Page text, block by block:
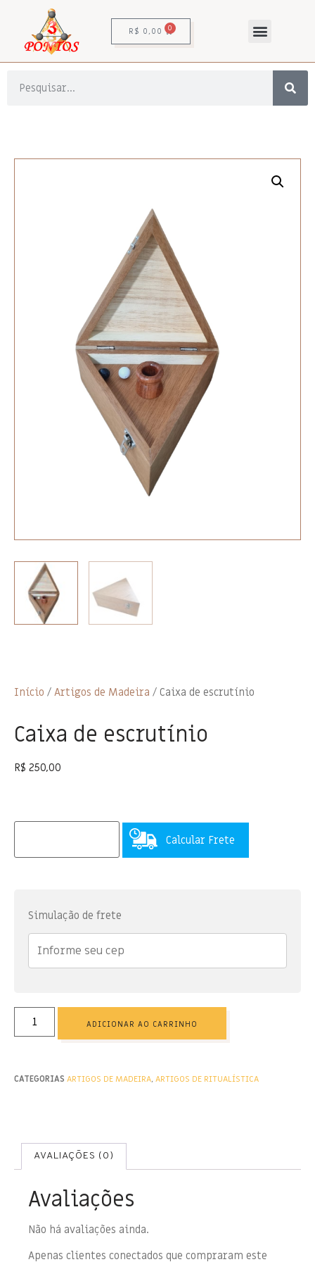
R$ 0,00 0
Início / Artigos de Madeira / Caixa de escrutínio
Caixa de escrutínio
R$ 250,00
Calcular Frete
Simulação de frete
ADICIONAR AO CARRINHO
CATEGORIAS ARTIGOS DE MADEIRA,ARTIGOS DE RITUALÍSTICA
AVALIAÇÕES (0)
Avaliações
Não há avaliações ainda.
Apenas clientes conectados que compraram este